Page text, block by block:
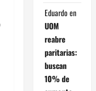
Eduardo en
UOM
reabre
paritarias:
buscan
10% de